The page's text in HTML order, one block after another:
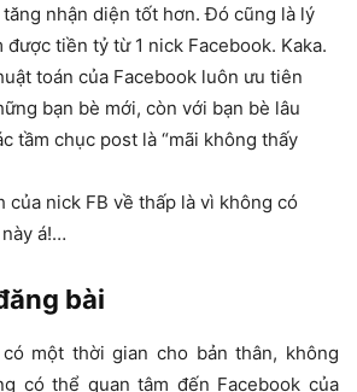
nhận diện tốt hơn. Đó cũng là lý
tiền tỷ từ 1 nick Facebook. Kaka.
toán của Facebook luôn ưu tiên
bạn bè mới, còn với bạn bè lâu
tầm chục post là “mãi không thấy
của nick FB về thấp là vì không có
á!…
bài
một thời gian cho bản thân, không
có thể quan tâm đến Facebook của